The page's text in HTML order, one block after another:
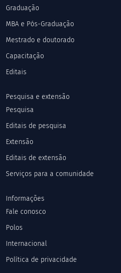
Graduação
MBA e Pós-Graduação
Mestrado e doutorado
Capacitação
Editais
Pesquisa e extensão
Pesquisa
Editais de pesquisa
Extensão
Editais de extensão
Serviços para a comunidade
Informações
Fale conosco
Polos
Internacional
Política de privacidade